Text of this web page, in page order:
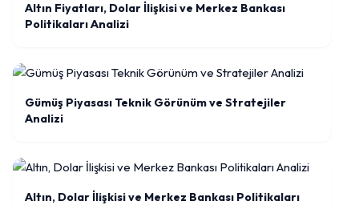
Altın Fiyatları, Dolar İlişkisi ve Merkez Bankası
Politikaları Analizi
Gümüş Piyasası Teknik Görünüm ve Stratejiler
Analizi
Altın, Dolar İlişkisi ve Merkez Bankası Politikaları